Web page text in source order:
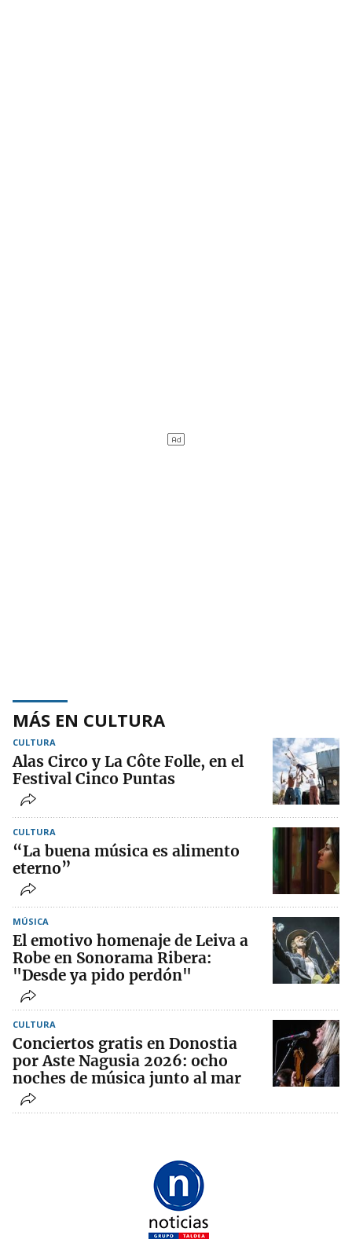
MÁS EN CULTURA
CULTURA
Alas Circo y La Côte Folle, en el
Festival Cinco Puntas
CULTURA
“La buena música es alimento
eterno”
MÚSICA
El emotivo homenaje de Leiva a
Robe en Sonorama Ribera:
"Desde ya pido perdón"
CULTURA
Conciertos gratis en Donostia
por Aste Nagusia 2026: ocho
noches de música junto al mar